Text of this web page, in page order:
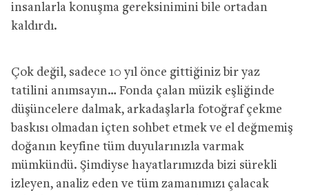
insanlarla konuşma gereksinimini bile ortadan
kaldırdı.
Çok değil, sadece 10 yıl önce gittiğiniz bir yaz
tatilini anımsayın… Fonda çalan müzik eşliğinde
düşüncelere dalmak, arkadaşlarla fotoğraf çekme
baskısı olmadan içten sohbet etmek ve el değmemiş
doğanın keyfine tüm duyularınızla varmak
mümkündü. Şimdiyse hayatlarımızda bizi sürekli
izleyen, analiz eden ve tüm zamanımızı çalacak